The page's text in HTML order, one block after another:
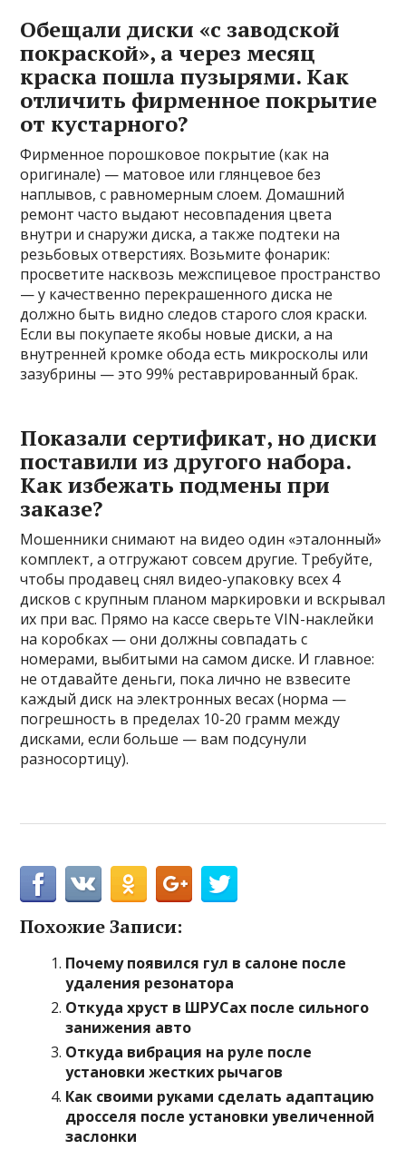
Обещали диски «с заводской
покраской», а через месяц
краска пошла пузырями. Как
отличить фирменное покрытие
от кустарного?
Фирменное порошковое покрытие (как на
оригинале) — матовое или глянцевое без
наплывов, с равномерным слоем. Домашний
ремонт часто выдают несовпадения цвета
внутри и снаружи диска, а также подтеки на
резьбовых отверстиях. Возьмите фонарик:
просветите насквозь межспицевое пространство
— у качественно перекрашенного диска не
должно быть видно следов старого слоя краски.
Если вы покупаете якобы новые диски, а на
внутренней кромке обода есть микросколы или
зазубрины — это 99% реставрированный брак.
Показали сертификат, но диски
поставили из другого набора.
Как избежать подмены при
заказе?
Мошенники снимают на видео один «эталонный»
комплект, а отгружают совсем другие. Требуйте,
чтобы продавец снял видео-упаковку всех 4
дисков с крупным планом маркировки и вскрывал
их при вас. Прямо на кассе сверьте VIN-наклейки
на коробках — они должны совпадать с
номерами, выбитыми на самом диске. И главное:
не отдавайте деньги, пока лично не взвесите
каждый диск на электронных весах (норма —
погрешность в пределах 10-20 грамм между
дисками, если больше — вам подсунули
разносортицу).
Похожие Записи:
Почему появился гул в салоне после
удаления резонатора
Откуда хруст в ШРУСах после сильного
занижения авто
Откуда вибрация на руле после
установки жестких рычагов
Как своими руками сделать адаптацию
дросселя после установки увеличенной
заслонки